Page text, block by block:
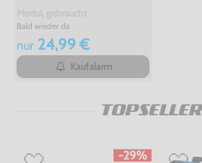
Bald wieder da
nur24,99 €
Kaufalarm
TOPSELLER
-29%